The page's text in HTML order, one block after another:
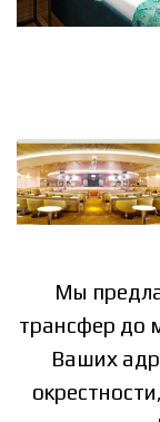
Мы
трансфер до
Ваших